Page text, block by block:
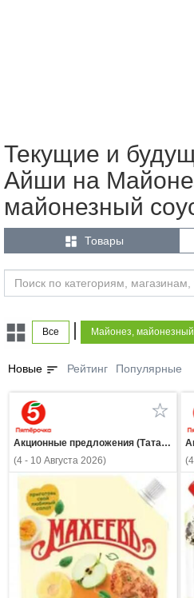
Текущие и
Айши на
майонезный
 Товары
Все Майонез, майонезный
Новые sort Рейтинг Популярные
Акционные предложения (Татарстан)
(4 - 10 Августа 2026)